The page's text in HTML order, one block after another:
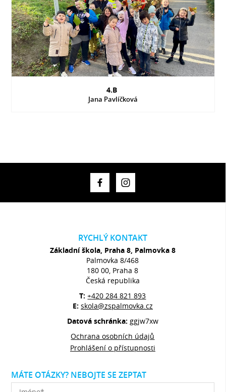
4.B
Jana Pavlíčková
RYCHLÝ KONTAKT
Základní škola, Praha 8, Palmovka 8
Palmovka 8/468
180 00, Praha 8
Česká republika
T:+420 284 821 893
E: skola@zspalmovka.cz
Datová schránka: ggjw7xw
Ochrana osobních údajů
Prohlášení o přístupnosti
MÁTE OTÁZKY? NEBOJTE SE ZEPTAT